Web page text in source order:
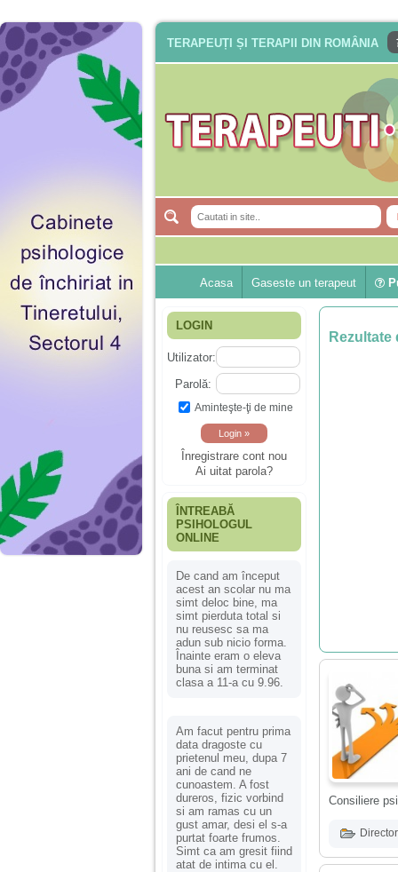
TERAPEUȚI ȘI TERAPII DIN ROMÂNIA
Acasa Gaseste un terapeut
LOGIN
Utilizator:
Parolă:
Aminteşte-ţi de mine
Înregistrare cont nou
Ai uitat parola?
ÎNTREABĂ
PSIHOLOGUL
ONLINE
De cand am început
acest an scolar nu ma
simt deloc bine, ma
simt pierduta total si
nu reusesc sa ma
adun sub nicio forma.
Înainte eram o eleva
buna si am terminat
clasa a 11-a cu 9.96.
Am facut pentru prima
data dragoste cu
prietenul meu, dupa 7
ani de cand ne
cunoastem. A fost
dureros, fizic vorbind
si am ramas cu un
gust amar, desi el s-a
purtat foarte frumos.
Simt ca am gresit fiind
atat de intima cu el.
Rezultate
Consiliere